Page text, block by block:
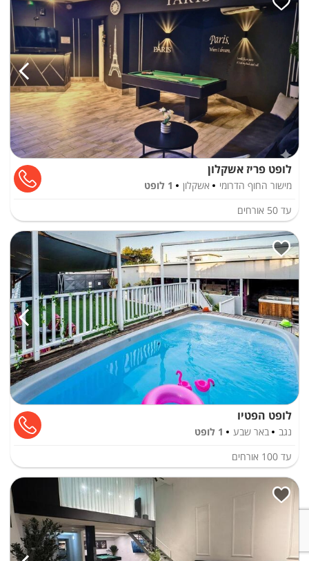
לופט פריז אשקלון
מישור החוף הדרומי אשקלון
1 לופט
עד 50 אורחים
לופט הפטיו
נגב באר שבע
1 לופט
עד 100 אורחים